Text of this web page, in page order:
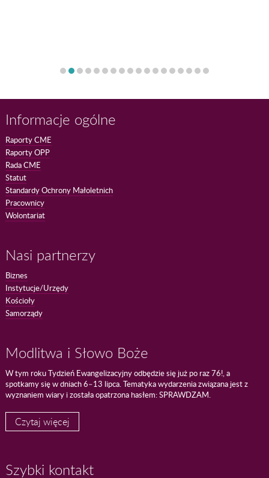
Informacje ogólne
Raporty CME
Raporty OPP
Rada CME
Statut
Standardy Ochrony Małoletnich
Pracownicy
Wolontariat
Nasi partnerzy
Biznes
Instytucje/Urzędy
Kościoły
Samorządy
Modlitwa i Słowo Boże
W tym roku Tydzień Ewangelizacyjny odbędzie się już po raz 76!, a
spotkamy się w dniach 6–13 lipca. Tematyka wydarzenia związana jest z
wyznaniem wiary i została opatrzona hasłem: SPRAWDZAM.
Czytaj więcej
Szybki kontakt